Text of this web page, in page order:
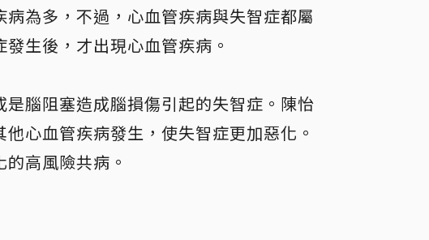
為多，不過，心血管疾病與失智症都屬
生後，才出現心血管疾病。
腦阻塞造成腦損傷引起的失智症。陳怡
心血管疾病發生，使失智症更加惡化。
高風險共病。